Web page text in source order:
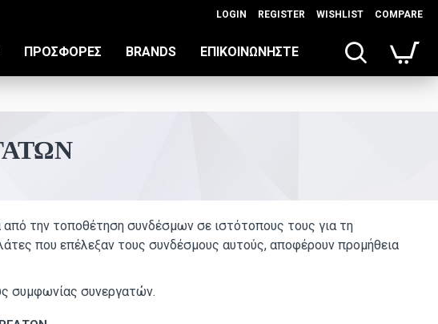
LOGIN REGISTER WISHLIST COMPARE
ΠΡΟΣΦΟΡΈΣ BRANDS ΕΠΙΚΟΙΝΩΝΉΣΤΕ
την τοποθέτηση συνδέσμων σε ιστότοπους τους για τη
που επέλεξαν τους συνδέσμους αυτούς, αποφέρουν προμήθεια
συμφωνίας συνεργατών.